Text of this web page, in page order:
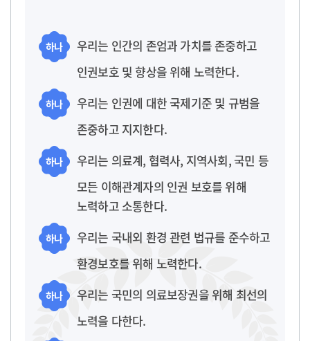
하나
우리는 인간의 존엄과 가치를 존중하고
인권보호 및 향상을 위해 노력한다.
하나
우리는 인권에 대한 국제기준 및 규범을
존중하고 지지한다.
하나
우리는 의료계, 협력사, 지역사회, 국민 등
모든 이해관계자의 인권 보호를 위해
노력하고 소통한다.
하나
우리는 국내외 환경 관련 법규를 준수하고
환경보호를 위해 노력한다.
하나
우리는 국민의 의료보장권을 위해 최선의
노력을 다한다.